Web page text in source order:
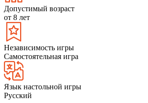
Допустимый возраст
от 8 лет
Независимость игры
Самостоятельная игра
Язык настольной игры
Русский